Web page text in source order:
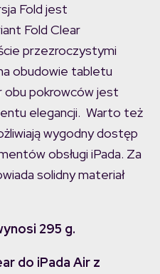
Fold jest
Fold Clear
przezroczystymi
obudowie tabletu
obu pokrowców jest
elegancji. Warto też
wygodny dostęp
obsługi iPada. Za
solidny materiał
295 g.
do iPada Air z